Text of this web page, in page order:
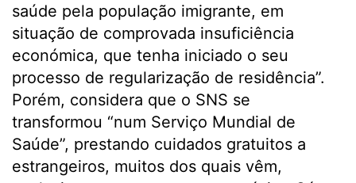
saúde pela população imigrante, em
situação de comprovada insuficiência
económica, que tenha iniciado o seu
processo de regularização de residência”.
Porém, considera que o SNS se
transformou “num Serviço Mundial de
Saúde”, prestando cuidados gratuitos a
estrangeiros, muitos dos quais vêm,